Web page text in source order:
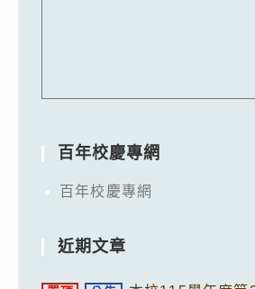
百年校慶專網
百年校慶專網
近期文章